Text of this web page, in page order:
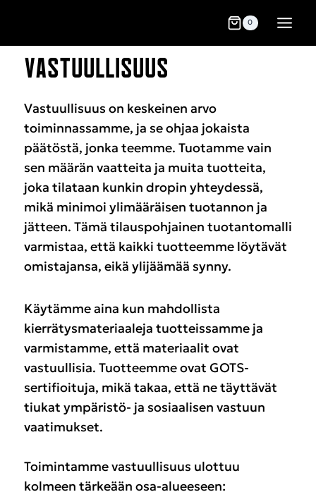
0
VASTUULLISUUS
Vastuullisuus on keskeinen arvo
toiminnassamme, ja se ohjaa jokaista
päätöstä, jonka teemme. Tuotamme vain
sen määrän vaatteita ja muita tuotteita,
joka tilataan kunkin dropin yhteydessä,
mikä minimoi ylimääräisen tuotannon ja
jätteen. Tämä tilauspohjainen tuotantomalli
varmistaa, että kaikki tuotteemme löytävät
omistajansa, eikä ylijäämää synny.
Käytämme aina kun mahdollista
kierrätysmateriaaleja tuotteissamme ja
varmistamme, että materiaalit ovat
vastuullisia. Tuotteemme ovat GOTS-
sertifioituja, mikä takaa, että ne täyttävät
tiukat ympäristö- ja sosiaalisen vastuun
vaatimukset.
Toimintamme vastuullisuus ulottuu
kolmeen tärkeään osa-alueeseen: